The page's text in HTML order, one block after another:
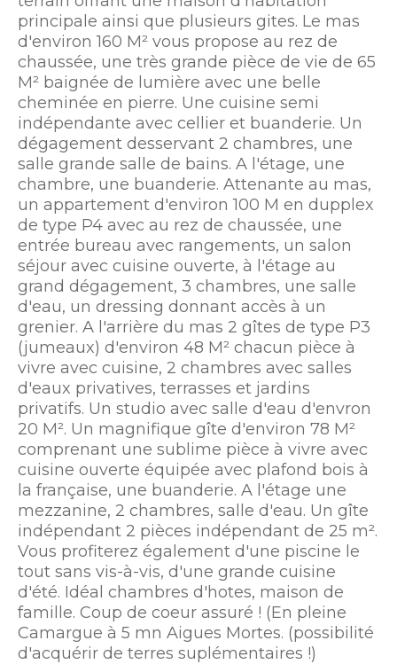
principale ainsi que plusieurs gites. Le mas
d'environ 160 M² vous propose au rez de
chaussée, une très grande pièce de vie de 65
M² baignée de lumière avec une belle
cheminée en pierre. Une cuisine semi
indépendante avec cellier et buanderie. Un
dégagement desservant 2 chambres, une
salle grande salle de bains. A l'étage, une
chambre, une buanderie. Attenante au mas,
un appartement d'environ 100 M en dupplex
de type P4 avec au rez de chaussée, une
entrée bureau avec rangements, un salon
séjour avec cuisine ouverte, à l'étage au
grand dégagement, 3 chambres, une salle
d'eau, un dressing donnant accès à un
grenier. A l'arrière du mas 2 gîtes de type P3
(jumeaux) d'environ 48 M² chacun pièce à
vivre avec cuisine, 2 chambres avec salles
d'eaux privatives, terrasses et jardins
privatifs. Un studio avec salle d'eau d'envron
20 M². Un magnifique gîte d'environ 78 M²
comprenant une sublime pièce à vivre avec
cuisine ouverte équipée avec plafond bois à
la française, une buanderie. A l'étage une
mezzanine, 2 chambres, salle d'eau. Un gîte
indépendant 2 pièces indépendant de 25 m².
Vous profiterez également d'une piscine le
tout sans vis-à-vis, d'une grande cuisine
d'été. Idéal chambres d'hotes, maison de
famille. Coup de coeur assuré ! (En pleine
Camargue à 5 mn Aigues Mortes. (possibilité
d'acquérir de terres suplémentaires !)